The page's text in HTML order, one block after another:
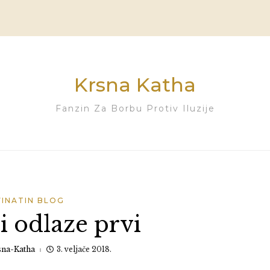
Krsna Katha
Fanzin Za Borbu Protiv Iluzije
BLOG
odlaze prvi
Katha 3. veljače 2018.